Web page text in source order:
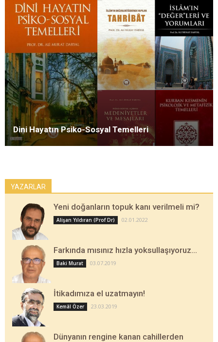
Dini Hayatın Psiko-Sosyal Temelleri
YAZARLAR
Yeni doğanların topuk kanı verilmeli mi?
Alişan Yıldıran (Prof Dr) 02.01.2022
Farkında mısınız hızla yoksullaşıyoruz…
Baki Murat 03.07.2019
İtikadımıza el uzatmayın!
Kemâl Özer 23.03.2019
Dünyanın rengine kanan cahillerden